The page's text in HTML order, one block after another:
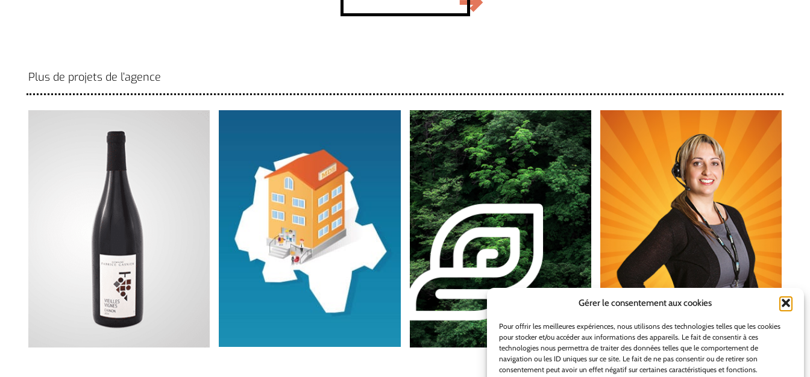
Gérer le consentement aux cookies
Pour offrir les meilleures expériences, nous utilisons des technologies telles que les cookies
pour stocker et/ou accéder aux informations des appareils. Le fait de consentir à ces
technologies nous permettra de traiter des données telles que le comportement de
navigation ou les ID uniques sur ce site. Le fait de ne pas consentir ou de retirer son
consentement peut avoir un effet négatif sur certaines caractéristiques et fonctions.
Plus de projets de l’agence